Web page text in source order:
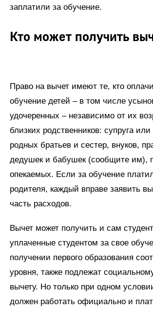
заплатили за обучение.
Кто может получить
Право на вычет имеют те, кто
обучение детей – в том числе
удочеренных – независимо от их
близких родственников: супруга или
родных братьев и сестер, внуков,
дедушек и бабушек (сообщите им),
опекаемых. Если за обучение
родителя, каждый вправе заявить
часть расходов.
Вычет может получить и сам
уплаченные студентом за свое
получении первого образования
уровня, также подлежат
вычету. Но только при одном
должен работать официально и